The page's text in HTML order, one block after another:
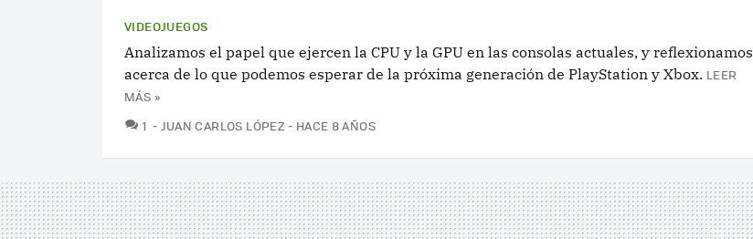
VIDEOJUEGOS
Analizamos el papel que ejercen la CPU y la GPU en las consolas actuales, y reflexionamos
acerca de lo que podemos esperar de la próxima generación de PlayStation y Xbox. LEER
MÁS »
1 COMENTARIOS
JUAN CARLOS LÓPEZ HACE 8 AÑOS